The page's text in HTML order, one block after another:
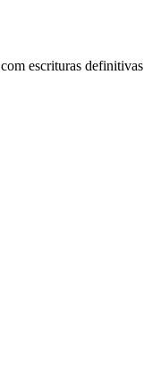
escrituras definitivas